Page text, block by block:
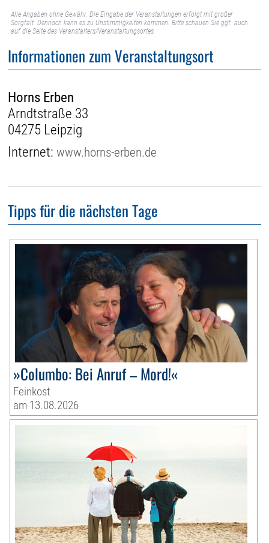
Alle Angaben ohne Gewähr. Die Eingabe der Veranstaltungen erfolgt mit großer
Sorgfalt. Dennoch kann es zu Unstimmigkeiten kommen. Bitte schauen Sie ggf. auch
auf die Seite des Veranstalters/Veranstaltungsortes.
Informationen zum Veranstaltungsort
Horns Erben
Arndtstraße 33
04275 Leipzig
Internet:www.horns-erben.de
Tipps für die nächsten Tage
»Columbo: Bei Anruf – Mord!«
Feinkost
am 13.08.2026